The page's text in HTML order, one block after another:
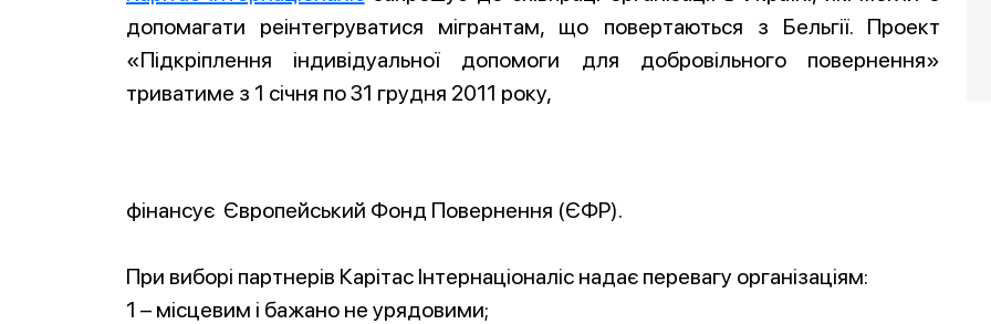
допомагати реінтегруватися мігрантам, що повертаються з Бельгії. Проект
«Підкріплення індивідуальної допомоги для добровільного повернення»
триватиме з 1 січня по 31 грудня 2011 року,
фінансує Європейський Фонд Повернення (ЄФР).
При виборі партнерів Карітас Інтернаціоналіс надає перевагу організаціям:
1 – місцевим і бажано не урядовими;